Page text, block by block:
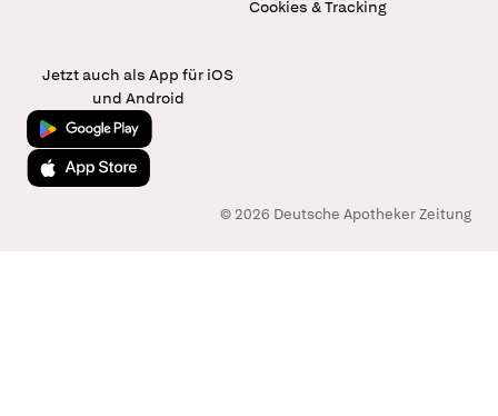
Cookies & Tracking
Jetzt auch als App für iOS
und Android
Jetzt bei Google Play
Laden im App Store
© 2026 Deutsche Apotheker Zeitung